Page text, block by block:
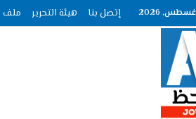
إتصل بنا هيئة التحرير ملف